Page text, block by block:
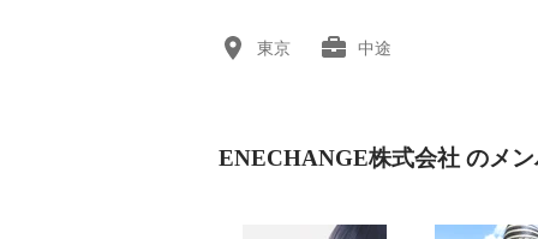
東京 中途
ENECHANGE株式会社 のメ